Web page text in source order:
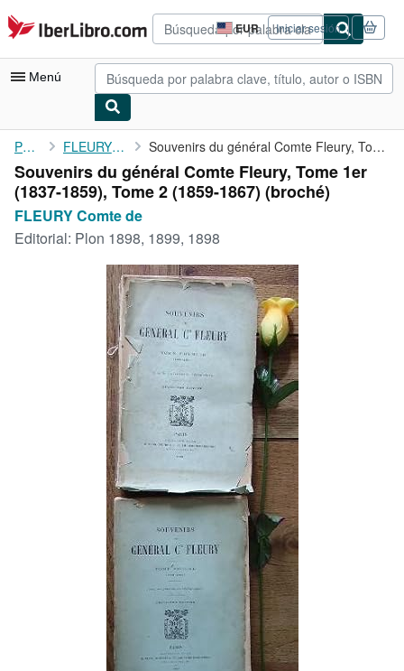
Pasar al contenido principal
IberLibro.com EUR
Preferencias
de
compra
del
Iniciar sesión
Menú
Mi cuenta
Consultar mis pedidos
Búsqueda avanzada
Colecciones
Arte y coleccionismo
Comenzar a vender
CERRAR
Portada FLEURY Comte de Souvenirs du général Comte Fleury, Tome 1er (1837-1859), Tome 2 ...
Souvenirs du général Comte Fleury, Tome 1er
(1837-1859), Tome 2 (1859-1867) (broché)
FLEURY Comte de
Editorial: Plon 1898, 1899, 1898